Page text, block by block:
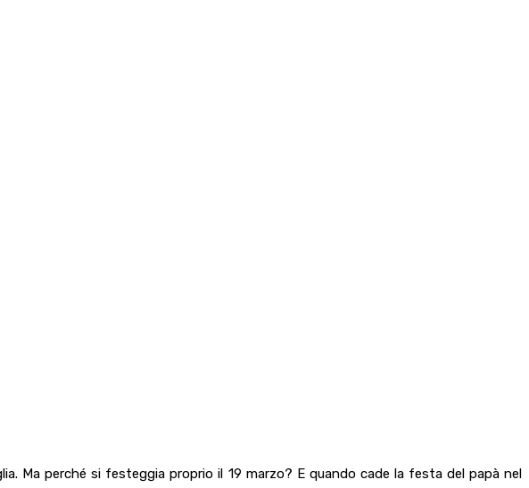
Ma perché si festeggia proprio il 19 marzo? E quando cade la festa del papà nel